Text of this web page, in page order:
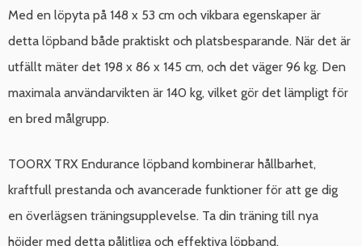
Med en löpyta på 148 x 53 cm och vikbara egenskaper är
detta löpband både praktiskt och platsbesparande. När det är
utfällt mäter det 198 x 86 x 145 cm, och det väger 96 kg. Den
maximala användarvikten är 140 kg, vilket gör det lämpligt för
en bred målgrupp.
TOORX TRX Endurance löpband kombinerar hållbarhet,
kraftfull prestanda och avancerade funktioner för att ge dig
en överlägsen träningsupplevelse. Ta din träning till nya
höjder med detta pålitliga och effektiva löpband.